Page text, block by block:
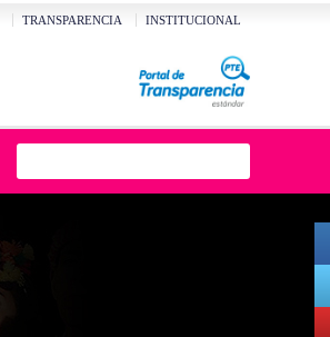
TRANSPARENCIA INSTITUCIONAL